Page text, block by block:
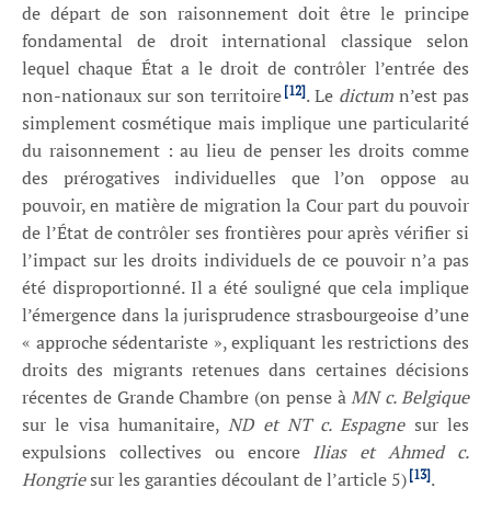
de départ de son raisonnement doit être le principe
fondamental de droit international classique selon
lequel chaque État a le droit de contrôler l’entrée des
non-nationaux sur son territoire [12]. Le dictum n’est pas
simplement cosmétique mais implique une particularité
du raisonnement : au lieu de penser les droits comme
des prérogatives individuelles que l’on oppose au
pouvoir, en matière de migration la Cour part du pouvoir
de l’État de contrôler ses frontières pour après vérifier si
l’impact sur les droits individuels de ce pouvoir n’a pas
été disproportionné. Il a été souligné que cela implique
l’émergence dans la jurisprudence strasbourgeoise d’une
« approche sédentariste », expliquant les restrictions des
droits des migrants retenues dans certaines décisions
récentes de Grande Chambre (on pense àMN c. Belgique
sur le visa humanitaire,ND et NT c. Espagne sur les
expulsions collectives ou encore Ilias et Ahmed c.
Hongriesur les garanties découlant de l’article 5) [13].